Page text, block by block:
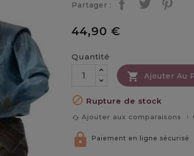
Partager :
44,90 €
Quantité
 Ajouter Au
 Rupture de stock
cached Ajouter aux comparaisons
Paiement en ligne sécurisé